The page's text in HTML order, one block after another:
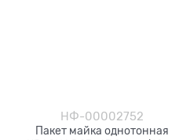
НФ-00002752
Пакет майка однотонная